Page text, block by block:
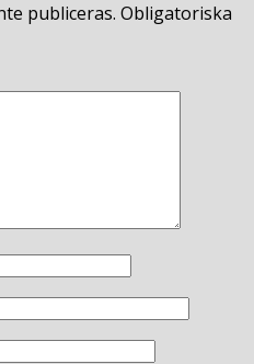
publiceras. Obligatoriska